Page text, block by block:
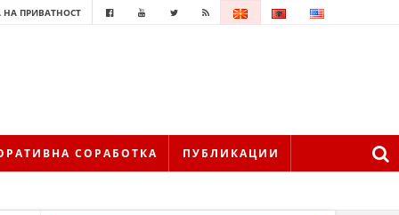
ПРИВАТНОСТ
СОРАБОТКА ПУБЛИКАЦИИ